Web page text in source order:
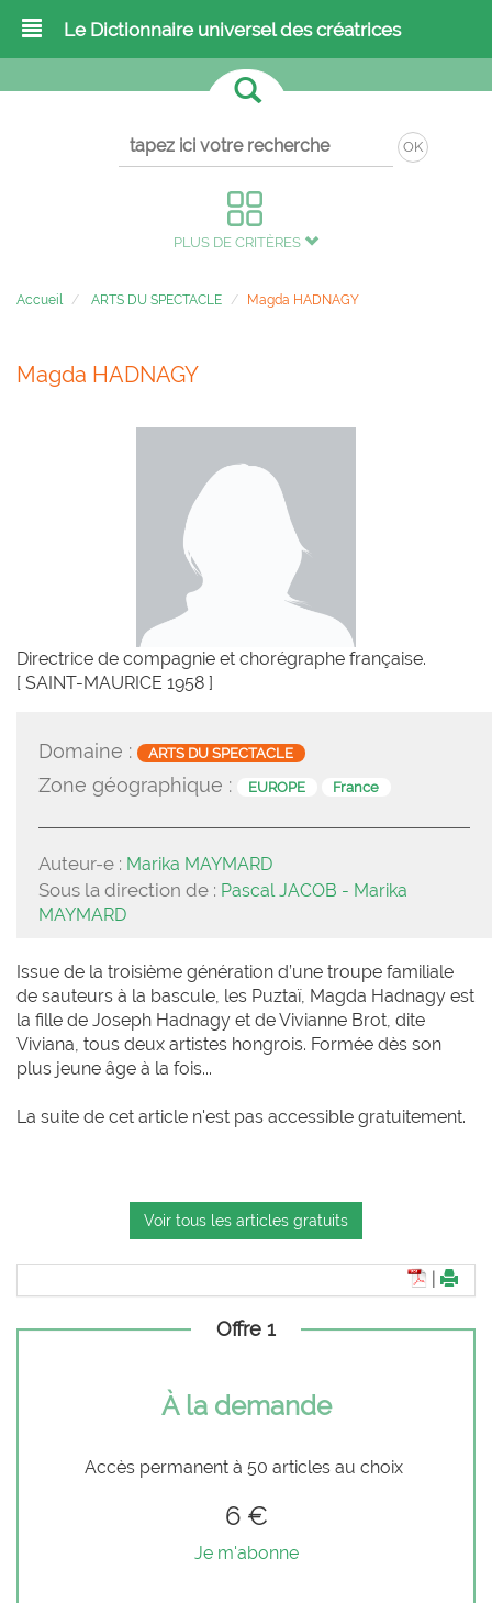
Le Dictionnaire universel des créatrices
OK
PLUS DE CRITÈRES
Accueil ARTS DU SPECTACLE Magda HADNAGY
Magda HADNAGY
Directrice de compagnie et chorégraphe française.
[ SAINT-MAURICE 1958 ]
Domaine : ARTS DU SPECTACLE
Zone géographique : EUROPE France
Auteur-e : Marika MAYMARD
Sous la direction de : Pascal JACOB - Marika
MAYMARD
Issue de la troisième génération d’une troupe familiale
de sauteurs à la bascule, les Puztaï, Magda Hadnagy est
la fille de Joseph Hadnagy et de Vivianne Brot, dite
Viviana, tous deux artistes hongrois. Formée dès son
plus jeune âge à la fois...
La suite de cet article n'est pas accessible gratuitement.
Voir tous les articles gratuits
Offre 1
À la demande
Accès permanent à 50 articles au choix
6 €
Je m'abonne